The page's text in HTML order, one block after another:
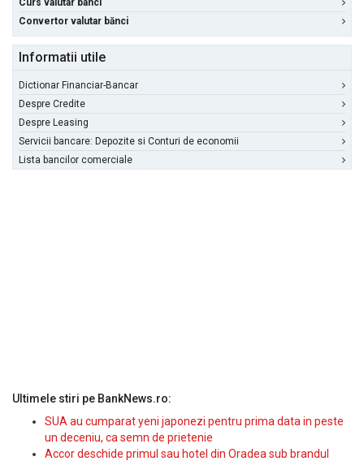
Curs valutar banci
Convertor valutar bănci
Informatii utile
Dictionar Financiar-Bancar
Despre Credite
Despre Leasing
Servicii bancare: Depozite si Conturi de economii
Lista bancilor comerciale
Ultimele stiri pe BankNews.ro:
SUA au cumparat yeni japonezi pentru prima data in peste
un deceniu, ca semn de prietenie
Accor deschide primul sau hotel din Oradea sub brandul